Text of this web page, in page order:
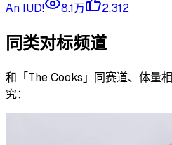
An IUD!
8.1万 2,312
同类对标频道
和「The Cooks 」同赛道、体量
究：